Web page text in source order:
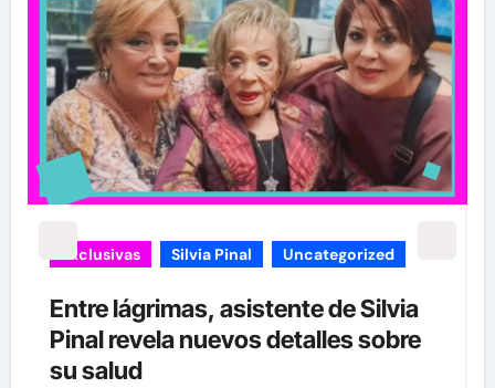
Exclusivas Silvia Pinal Uncategorized
Entre lágrimas, asistente de Silvia
Pinal revela nuevos detalles sobre
su salud